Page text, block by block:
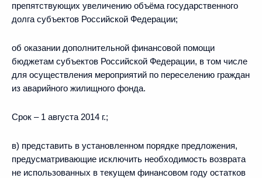
препятствующих увеличению объёма государственного
долга субъектов Российской Федерации;
об оказании дополнительной финансовой помощи
бюджетам субъектов Российской Федерации, в том числе
для осуществления мероприятий по переселению граждан
из аварийного жилищного фонда.
Срок – 1 августа 2014 г.;
в) представить в установленном порядке предложения,
предусматривающие исключить необходимость возврата
не использованных в текущем финансовом году остатков